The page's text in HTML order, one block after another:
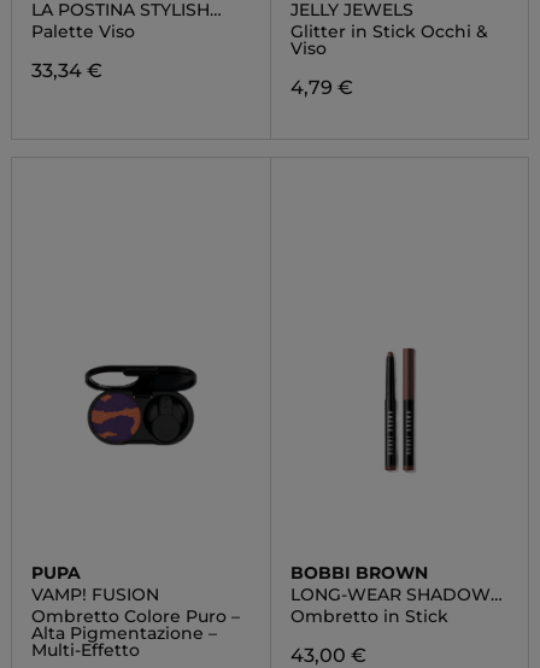
LA POSTINA STYLISH
POP SMALL
Palette Viso
33,34 €
JELLY JEWELS
Glitter in Stick Occhi &
Viso
4,79 €
PUPA
VAMP! FUSION
Ombretto Colore Puro –
Alta Pigmentazione –
Multi-Effetto
BOBBI BROWN
LONG-WEAR SHADOW
STICK
Ombretto in Stick
43,00 €